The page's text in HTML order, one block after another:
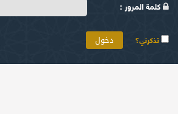
كلمة المرور :
تذكرني؟